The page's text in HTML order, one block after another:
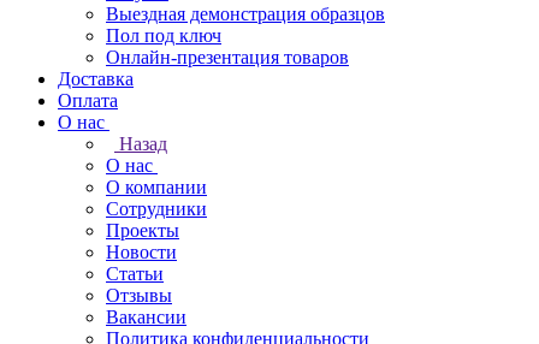
Выездная демонстрация образцов
Пол под ключ
Онлайн-презентация товаров
Доставка
Оплата
О нас
Назад
О нас
О компании
Сотрудники
Проекты
Новости
Статьи
Отзывы
Вакансии
Политика конфиденциальности